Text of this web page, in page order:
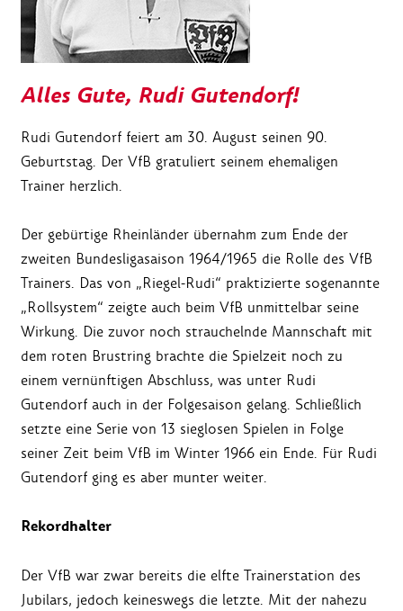
Alles Gute, Rudi Gutendorf!
Rudi Gutendorf feiert am 30. August seinen 90.
Geburtstag. Der VfB gratuliert seinem ehemaligen
Trainer herzlich.
Der gebürtige Rheinländer übernahm zum Ende der
zweiten Bundesligasaison 1964/1965 die Rolle des VfB
Trainers. Das von „Riegel-Rudi“ praktizierte sogenannte
„Rollsystem“ zeigte auch beim VfB unmittelbar seine
Wirkung. Die zuvor noch strauchelnde Mannschaft mit
dem roten Brustring brachte die Spielzeit noch zu
einem vernünftigen Abschluss, was unter Rudi
Gutendorf auch in der Folgesaison gelang. Schließlich
setzte eine Serie von 13 sieglosen Spielen in Folge
seiner Zeit beim VfB im Winter 1966 ein Ende. Für Rudi
Gutendorf ging es aber munter weiter.
Rekordhalter
Der VfB war zwar bereits die elfte Trainerstation des
Jubilars, jedoch keineswegs die letzte. Mit der nahezu